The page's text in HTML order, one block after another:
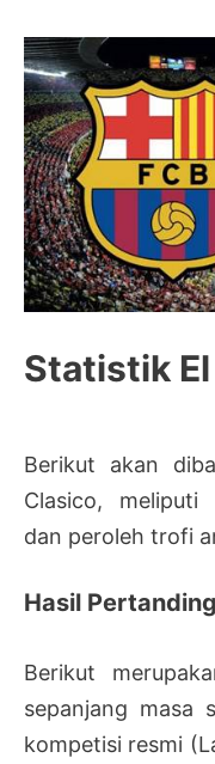
Statistik
Berikut akan
Clasico, meliputi
dan peroleh trofi
Hasil
Berikut
sepanjang masa
kompetisi resmi